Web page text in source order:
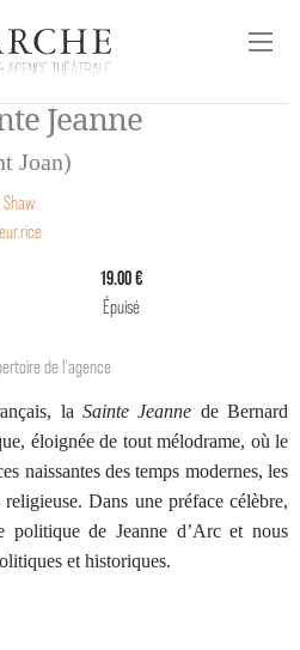
Jeanne
Joan)
19.00 €
Épuisé
de l‘agence
la Sainte Jeanne de Bernard
éloignée de tout mélodrame, où le
naissantes des temps modernes, les
Dans une préface célèbre,
politique de Jeanne d’Arc et nous
et historiques.